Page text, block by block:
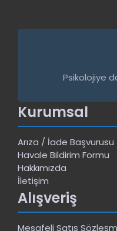
Psikolojiye
Kurumsal
Arıza / İade Başvurusu
Havale Bildirim Formu
Hakkımızda
İletişim
Alışveriş
Mesafeli Satış